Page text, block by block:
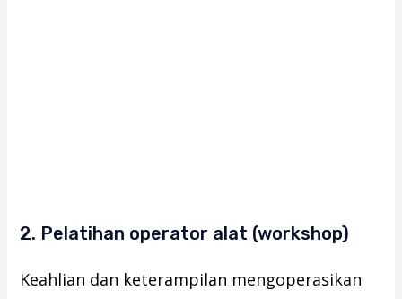
2. Pelatihan operator alat (workshop)
Keahlian dan keterampilan mengoperasikan